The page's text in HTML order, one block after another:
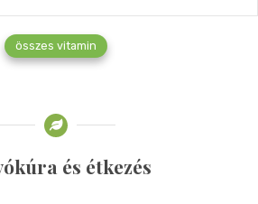
összes vitamin
és étkezés